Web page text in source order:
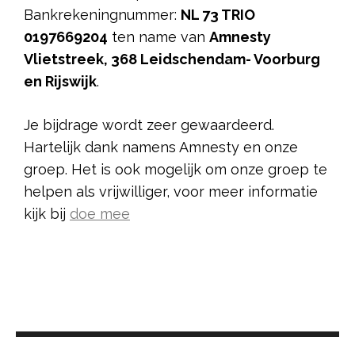
Bankrekeningnummer: NL 73 TRIO
0197669204 ten name van Amnesty
Vlietstreek, 368 Leidschendam- Voorburg
en Rijswijk.
Je bijdrage wordt zeer gewaardeerd.
Hartelijk dank namens Amnesty en onze
groep. Het is ook mogelijk om onze groep te
helpen als vrijwilliger, voor meer informatie
kijk bij doe mee